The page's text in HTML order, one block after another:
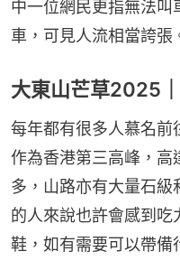
中一位網民更指無法叫
車，可見人流相當誇張
大東山芒草2025
每年都有很多人慕名前
作為香港第三高峰，
多，山路亦有大量石
的人來說也許會感到吃
鞋，如有需要可以帶備